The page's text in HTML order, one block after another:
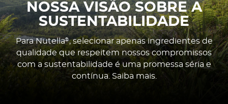
NOSSA VISÃO SOBRE A
SUSTENTABILIDADE
Para Nutella®, selecionar apenas ingredientes de
qualidade que respeitem nossos compromissos
com a sustentabilidade é uma promessa séria e
contínua. Saiba mais.